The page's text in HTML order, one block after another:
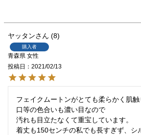
ヤッタン 8
購入者
青森県 女性
投稿日
2021/02/13
フェイクムートンがとても柔らかく肌
口等の色合いも濃い目なので
汚れも目立たなくて重宝しています。
着丈も150センチの私でも長すぎず、シ